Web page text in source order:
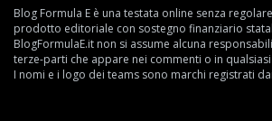
Blog Formula E è una testata online senza
prodotto editoriale con sostegno finanziario
BlogFormulaE.it non si assume alcuna
terze-parti che appare nei commenti o in
I nomi e i logo dei teams sono marchi registrati